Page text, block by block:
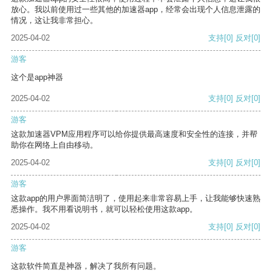
放心。我以前使用过一些其他的加速器app，经常会出现个人信息泄露的
情况，这让我非常担心。
2025-04-02
支持[0] 反对[0]
游客
这个是app神器
2025-04-02 支持[0] 反对[0]
游客
这款加速器VPM应用程序可以给你提供最高速度和安全性的连接，并帮
助你在网络上自由移动。
2025-04-02
支持[0] 反对[0]
游客
这款app的用户界面简洁明了，使用起来非常容易上手，让我能够快速熟
悉操作。我不用看说明书，就可以轻松使用这款app。
2025-04-02
支持[0] 反对[0]
游客
这款软件简直是神器，解决了我所有问题。